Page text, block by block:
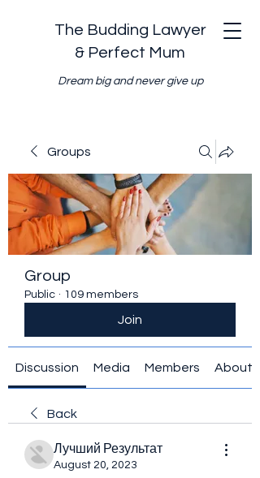
The Budding Lawyer
& Perfect Mum
Dream big and never give up
Groups
Group
Public · 109 members
Join
Discussion Media Members About
Back
Лучший Результат
August 20, 2023